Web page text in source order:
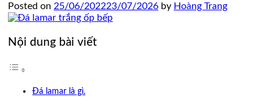
Posted on 25/06/202223/07/2026 by Hoàng Trang
Nội dung bài viết
Đá lamar là gì.